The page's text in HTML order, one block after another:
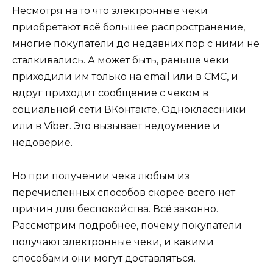
Несмотря на то что электронные чеки
приобретают всё большее распространение,
многие покупатели до недавних пор с ними не
сталкивались. А может быть, раньше чеки
приходили им только на email или в СМС, и
вдруг приходит сообщение с чеком в
социальной сети ВКонтакте, Одноклассники
или в Viber. Это вызывает недоумение и
недоверие.
Но при получении чека любым из
перечисленных способов скорее всего нет
причин для беспокойства. Всё законно.
Рассмотрим подробнее, почему покупатели
получают электронные чеки, и какими
способами они могут доставляться.